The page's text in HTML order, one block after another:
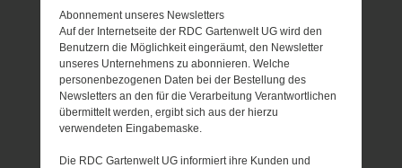
Abonnement unseres Newsletters
Auf der Internetseite der RDC Gartenwelt UG wird den
Benutzern die Möglichkeit eingeräumt, den Newsletter
unseres Unternehmens zu abonnieren. Welche
personenbezogenen Daten bei der Bestellung des
Newsletters an den für die Verarbeitung Verantwortlichen
übermittelt werden, ergibt sich aus der hierzu
verwendeten Eingabemaske.
Die RDC Gartenwelt UG informiert ihre Kunden und